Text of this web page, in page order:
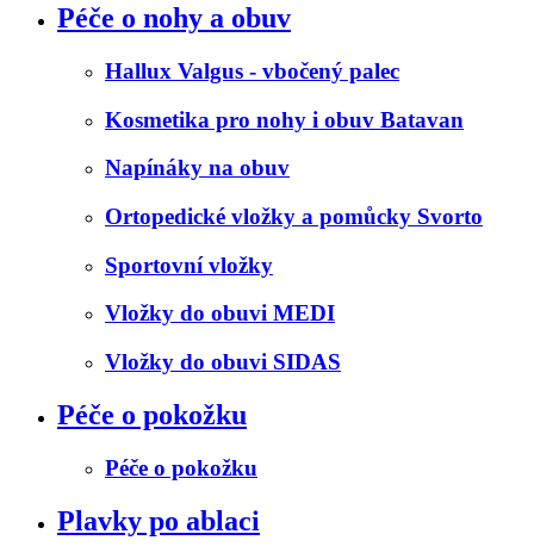
Péče o nohy a obuv
Hallux Valgus - vbočený palec
Kosmetika pro nohy i obuv Batavan
Napínáky na obuv
Ortopedické vložky a pomůcky Svorto
Sportovní vložky
Vložky do obuvi MEDI
Vložky do obuvi SIDAS
Péče o pokožku
Péče o pokožku
Plavky po ablaci